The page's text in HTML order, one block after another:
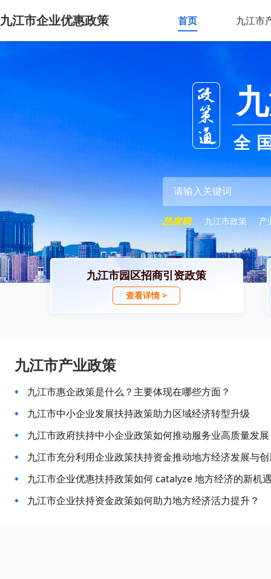
九江市企业优惠政策 首页 九江市
全
九江市政策 产
九江市园区招商引资政策
查看详情 >
九江市产业政策
九江市惠企政策是什么？主要体现在哪些方面？
九江市中小企业发展扶持政策助力区域经济转型升级
九江市政府扶持中小企业政策如何推动服务业高质量发
九江市充分利用企业政策扶持资金推动地方经济发展与
九江市企业优惠扶持政策如何 catalyze 地方经济的新机
九江市企业扶持资金政策如何助力地方经济活力提升？